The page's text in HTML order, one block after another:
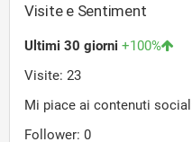
Visite e Sentiment